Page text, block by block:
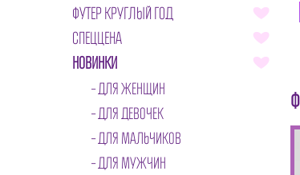
ФУТЕР КРУГЛЫЙ ГОД
СПЕЦЦЕНА
НОВИНКИ
ДЛЯ ЖЕНЩИН
ДЛЯ ДЕВОЧЕК
ДЛЯ МАЛЬЧИКОВ
ДЛЯ МУЖЧИН